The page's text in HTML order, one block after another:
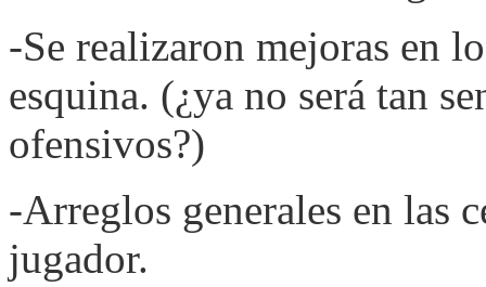
-Se realizaron mejoras en
esquina. (¿ya no será tan
ofensivos?)
-Arreglos generales en las
jugador.